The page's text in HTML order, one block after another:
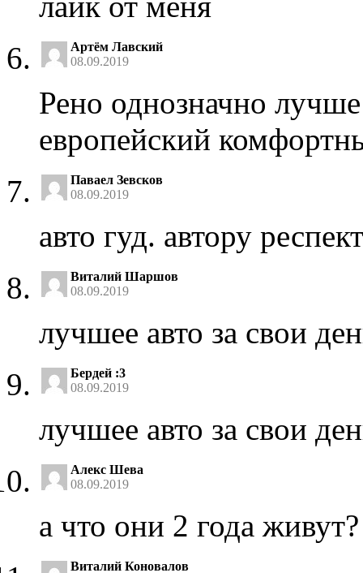
Артём Лавский
08.09.2019
Рено однозначно
европейский
Паваел Зевсков
08.09.2019
авто гуд. автору
Виталий Шаршов
08.09.2019
лучшее авто за свои
Бердей :3
08.09.2019
лучшее авто за свои
Алекс Шева
08.09.2019
а что они 2 года живут?
Виталий Коновалов